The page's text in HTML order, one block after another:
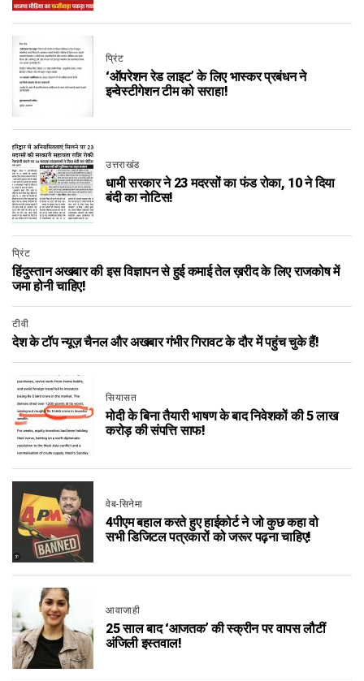
प्रिंट
‘ऑपरेशन रेड लाइट’ के लिए भास्कर प्रबंधन ने
इन्वेस्टीगेशन टीम को सराहा!
उत्तराखंड
धामी सरकार ने 23 मदरसों का फंड रोका, 10 ने दिया
बंदी का नोटिस!
प्रिंट
हिंदुस्तान अखबार की इस विज्ञापन से हुई कमाई तेल ख़रीद के लिए राजकोष में
जमा होनी चाहिए!
टीवी
देश के टॉप न्यूज़ चैनल और अखबार गंभीर गिरावट के दौर में पहुंच चुके हैं!
सियासत
मोदी के बिना तैयारी भाषण के बाद निवेशकों की 5 लाख
करोड़ की संपत्ति साफ!
वेब-सिनेमा
4पीएम बहाल करते हुए हाईकोर्ट ने जो कुछ कहा वो
सभी डिजिटल पत्रकारों को जरूर पढ़ना चाहिए!
आवाजाही
25 साल बाद ‘आजतक’ की स्क्रीन पर वापस लौटीं
अंजिली इस्तवाल!